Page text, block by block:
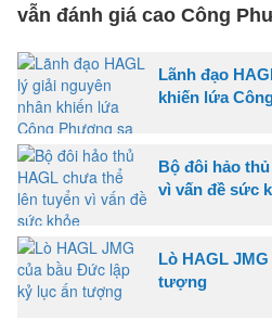
vẫn đánh giá cao Công
Lãnh đạo
khiến lứa
Bộ đôi hảo
vì vấn đề sức
Lò HAGL
tượng